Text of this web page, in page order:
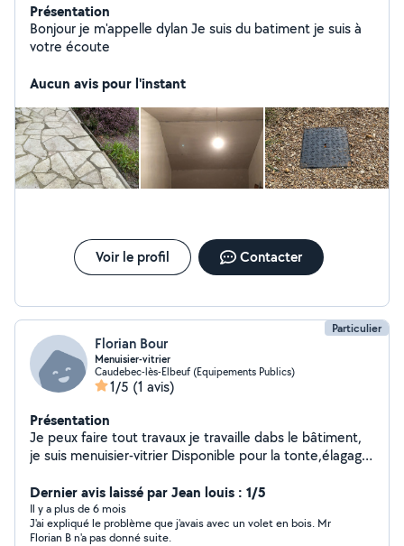
Présentation
Bonjour je m'appelle dylan Je suis du batiment je suis à
votre écoute
Aucun avis pour l'instant
Voir le profil Contacter
Particulier
Florian Bour
Menuisier-vitrier
Caudebec-lès-Elbeuf (Equipements Publics)
1/5 (1 avis)
Présentation
Je peux faire tout travaux je travaille dabs le bâtiment,
je suis menuisier-vitrier Disponible pour la tonte,élagage
Dernier avis laissé par Jean louis : 1/5
Il y a plus de 6 mois
J'ai expliqué le problème que j'avais avec un volet en bois. Mr
Florian B n'a pas donné suite.